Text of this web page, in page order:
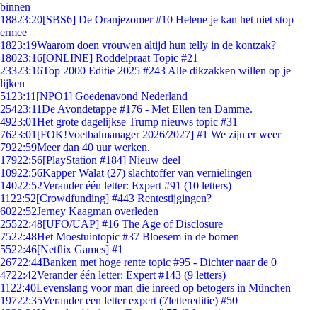
binnen
18823:20[SBS6] De Oranjezomer #10 Helene je kan het niet stop
ermee
1823:19Waarom doen vrouwen altijd hun telly in de kontzak?
18023:16[ONLINE] Roddelpraat Topic #21
23323:16Top 2000 Editie 2025 #243 Alle dikzakken willen op je
lijken
51 23:11 [NPO1] Goedenavond Nederland
25423:11De Avondetappe #176 - Met Ellen ten Damme.
4923:01Het grote dagelijkse Trump nieuws topic #31
7623:01 [FOK!Voetbalmanager 2026/2027] #1 We zijn er weer
7922:59Meer dan 40 uur werken.
17922:56[PlayStation #184] Nieuw deel
10922:56Kapper Walat (27) slachtoffer van vernielingen
14022:52Verander één letter: Expert #91 (10 letters)
11 22:52[Crowdfunding] #443 Rentestijgingen?
6022:52Jerney Kaagman overleden
25522:48[UFO/UAP] #16 The Age of Disclosure
7522:48Het Moestuintopic #37 Bloesem in de bomen
5522:46[Netflix Games] #1
26722:44Banken met hoge rente topic #95 - Dichter naar de 0
4722:42Verander één letter: Expert #143 (9 letters)
11 22:40Levenslang voor man die inreed op betogers in München
19722:35Verander een letter expert (7lettereditie) #50